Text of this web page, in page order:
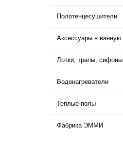
Полотенцесушители
Аксессуары в ванную
Лотки, трапы, сифоны
Водонагреватели
Теплые полы
Фабрика ЭММИ